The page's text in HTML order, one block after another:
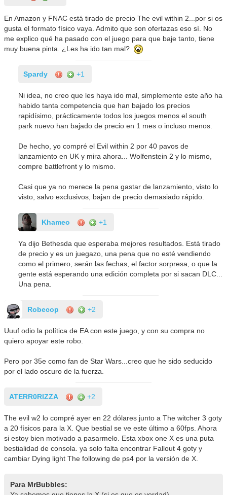
En Amazon y FNAC está tirado de precio The evil within 2...por si os
gusta el formato físico vaya. Admito que son ofertazas eso sí. No
me explico qué ha pasado con el juego para que baje tanto, tiene
muy buena pinta. ¿Les ha ido tan mal?
Spardy +1
Ni idea, no creo que les haya ido mal, simplemente este año ha
habido tanta competencia que han bajado los precios
rapidísimo, prácticamente todos los juegos menos el south
park nuevo han bajado de precio en 1 mes o incluso menos.
De hecho, yo compré el Evil within 2 por 40 pavos de
lanzamiento en UK y mira ahora... Wolfenstein 2 y lo mismo,
compre battlefront y lo mismo.
Casi que ya no merece la pena gastar de lanzamiento, visto lo
visto, salvo exclusivos, bajan de precio demasiado rápido.
Khameo +1
Ya dijo Bethesda que esperaba mejores resultados. Está tirado
de precio y es un juegazo, una pena que no esté vendiendo
como el primero, serán las fechas, el factor sorpresa, o que la
gente está esperando una edición completa por si sacan DLC...
Una pena.
Robecop +2
Uuuf odio la política de EA con este juego, y con su compra no
quiero apoyar este robo.
Pero por 35e como fan de Star Wars...creo que he sido seducido
por el lado oscuro de la fuerza.
ATERR0RIZZA +2
The evil w2 lo compré ayer en 22 dólares junto a The witcher 3 goty
a 20 físicos para la X. Que bestial se ve este último a 60fps. Ahora
si estoy bien motivado a pasarmelo. Esta xbox one X es una puta
bestialidad de consola. ya solo falta encontrar Fallout 4 goty y
cambiar Dying light The following de ps4 por la versión de X.
Para MrBubbles: